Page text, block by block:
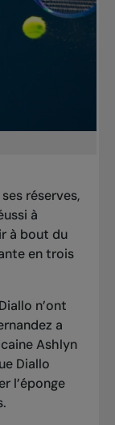
réserves,
à
à bout du
en trois
n’ont
a
Ashlyn
Diallo
l’éponge